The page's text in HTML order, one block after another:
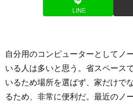
LINE
自分用のコンピューターとしてノ
いる人は多いと思う。省スペース
いるため場所を選ばず、家だけで
るため、非常に便利だ。最近のノ